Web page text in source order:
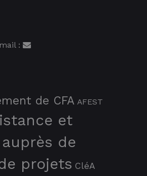
:
de CFA AFEST
et
de
projets CléA